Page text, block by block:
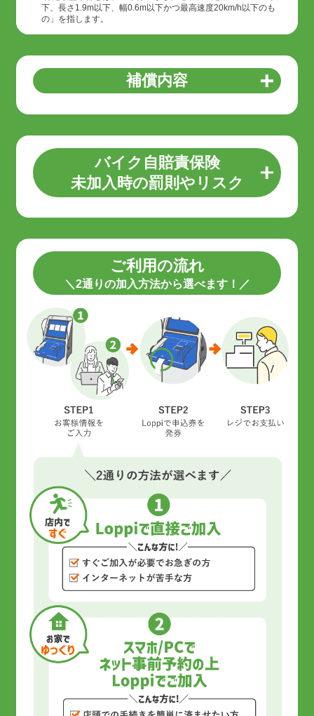
下、長さ1.9m以下、幅0.6m以下かつ最高速度20km/h以下のも
の」を指します。
補償内容
バイク自賠責保険
未加入時の罰則やリスク
ご利用の流れ
＼2通りの加入方法から選べます！／